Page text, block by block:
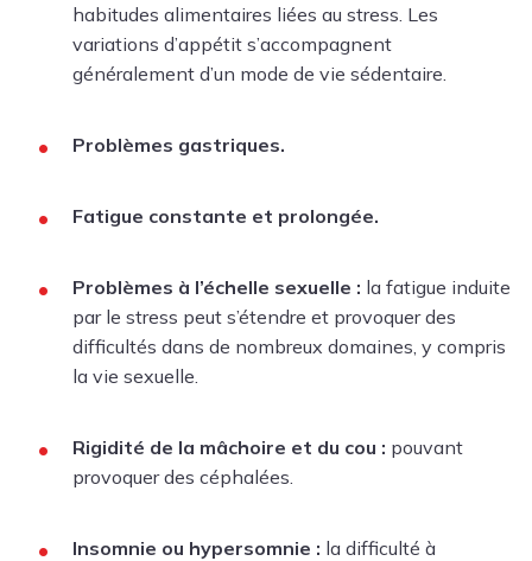
habitudes alimentaires liées au stress. Les
variations d’appétit s’accompagnent
généralement d’un mode de vie sédentaire.
Problèmes gastriques.
Fatigue constante et prolongée.
Problèmes à l’échelle sexuelle : la fatigue induite
par le stress peut s’étendre et provoquer des
difficultés dans de nombreux domaines, y compris
la vie sexuelle.
Rigidité de la mâchoire et du cou : pouvant
provoquer des céphalées.
Insomnie ou hypersomnie : la difficulté à